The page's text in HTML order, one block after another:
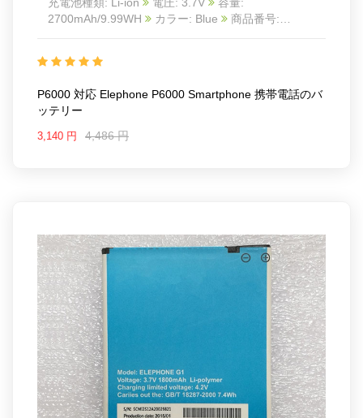
充電池種類: Li-ion
電圧: 3.7V
2700mAh/9.99WH
カラー: Blue
商品番号:
P6000
P6000 対応 Elephone P6000 Smartphone 携帯電話のバ
ッテリー
3,140 円 4,486 円